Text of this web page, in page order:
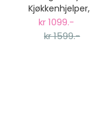
Kjøkkenhjelper,
Original - Natur
kr 1099.-
kr 1599.-